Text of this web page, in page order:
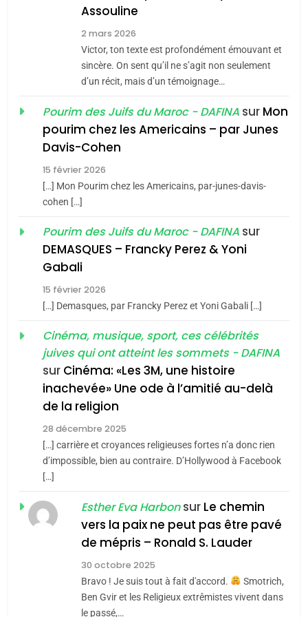
Maroc : Les amandes de
Tafraout, le miel de Tadla
Azilal consacrés produits
du terroir
DAFINA MAROC
Oeil ravageur – Vanessa
De Loya Stauber
«Tu dis génocide, je dis
guerre»: La nouvelle
Tout sur la Nostalgie
SOUVENIRS
l’alliance pourrait
s’étendre à 13 pays
d’Amérique latine
ISRAÉL JUDAISME
2025, l’année la plus
meurtrière selon le
rapport d’ADL contre
l’antisémitisme
FRANCE ISRAÉL
FIÈRE, DIGNE ET RÉSILIENTE :
POURQUOI JE REVENDIQUE
Assouline
2 mars 2026
Victor, ton texte est profondément émouvant et
sincère. On sent qu’il ne s’agit non seulement
d’un récit, mais d’un témoignage…
Pourim des Juifs du Maroc - DAFINA sur Mon
pourim chez les Americains – par Junes
Davis-Cohen
15 février 2026
[…] Mon Pourim chez les Americains, par-junes-davis-
cohen […]
Pourim des Juifs du Maroc - DAFINA sur
DEMASQUES – Francky Perez & Yoni
Gabali
15 février 2026
[…] Demasques, par Francky Perez et Yoni Gabali […]
Cinéma, musique, sport, ces célébrités
juives qui ont atteint les sommets - DAFINA
sur Cinéma: «Les 3M, une histoire
inachevée» Une ode à l’amitié au-delà
de la religion
28 décembre 2025
[…] carrière et croyances religieuses fortes n’a donc rien
d’impossible, bien au contraire. D’Hollywood à Facebook
[…]
Esther Eva Harbonsur Le chemin
vers la paix ne peut pas être pavé
de mépris – Ronald S. Lauder
30 octobre 2025
Bravo ! Je suis tout à fait d'accord.
Smotrich,
Ben Gvir et les Religieux extrêmistes vivent dans
le passé,…
2025, l’année la plus
d’ADL contre
l’antisémitisme
FRANCE ISRAÉL
POURQUOI JE REVENDIQUE
Zrihen-Dvir
CE QUI NOUS MANQUE –
Jacques Hadida
JUDAISME
Maroc : Les amandes de
Azilal consacrés produits
du terroir
DAFINA MAROC
Oeil ravageur – Vanessa De
Loya Stauber
CINEMA ISRAÉL